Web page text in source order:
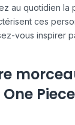
au quotidien la
ces
vous inspirer
Piece